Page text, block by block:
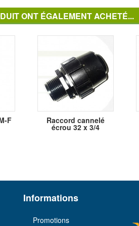
ONT ÉGALEMENT ACHETÉ...
F Raccord cannelé
écrou 32 x 3/4
Informations
Promotions